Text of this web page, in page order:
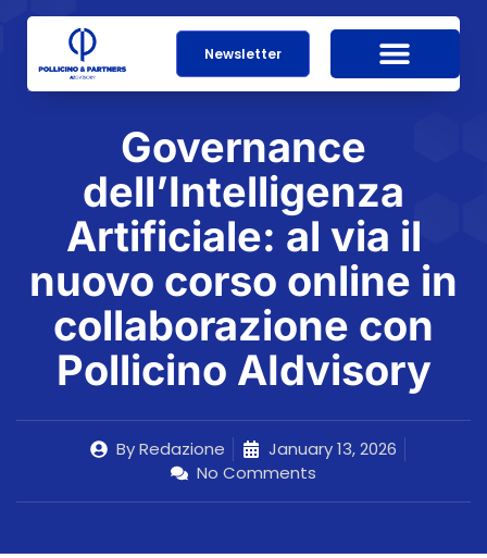
Newsletter
Governance
dell’Intelligenza
Artificiale: al via il
nuovo corso online in
collaborazione con
Pollicino AIdvisory
ByRedazione
January 13, 2026
No Comments